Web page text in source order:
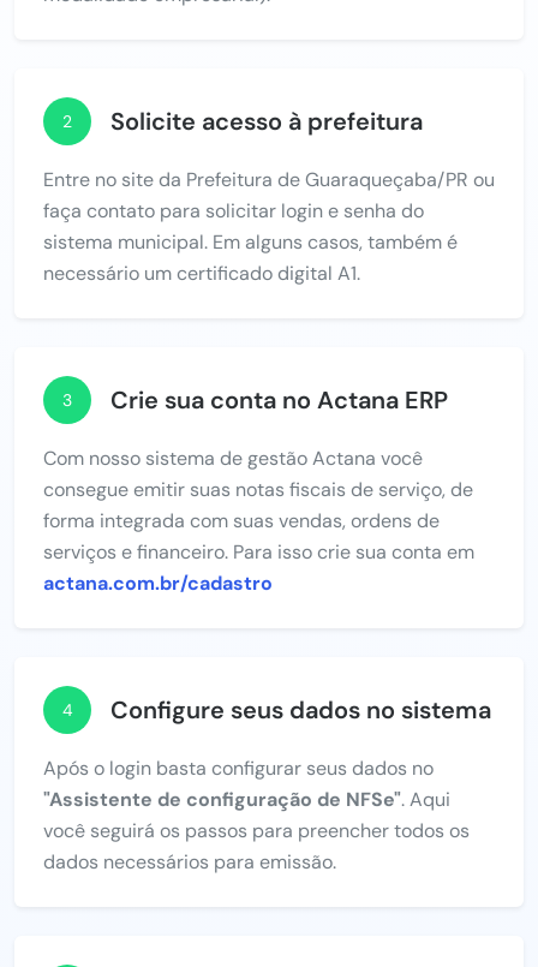
2 Solicite acesso à prefeitura
Entre no site da Prefeitura de Guaraqueçaba/PR ou
faça contato para solicitar login e senha do
sistema municipal. Em alguns casos, também é
necessário um certificado digital A1.
3 Crie sua conta no Actana ERP
Com nosso sistema de gestão Actana você
consegue emitir suas notas fiscais de serviço, de
forma integrada com suas vendas, ordens de
serviços e financeiro. Para isso crie sua conta em
actana.com.br/cadastro
4 Configure seus dados no sistema
Após o login basta configurar seus dados no
"Assistente de configuração de NFSe". Aqui
você seguirá os passos para preencher todos os
dados necessários para emissão.